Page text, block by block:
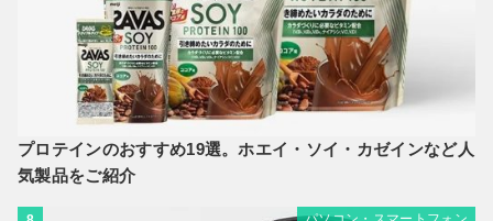
プロテインのおすすめ19選。ホエイ・ソイ・カゼインなど人
気製品をご紹介